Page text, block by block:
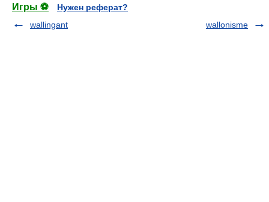
Игры ⚽
Нужен реферат?
wallingant
wallonisme